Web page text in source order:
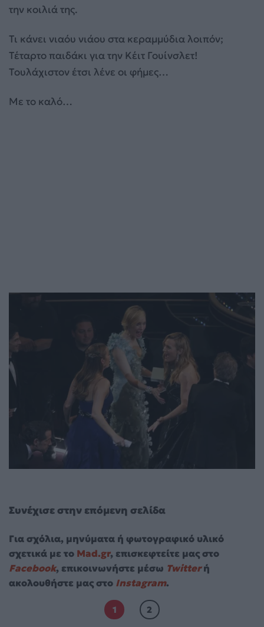
την κοιλιά της.
Τι κάνει νιαόυ νιάου στα κεραμμύδια λοιπόν;
Τέταρτο παιδάκι για την Κέιτ Γουίνσλετ!
Τουλάχιστον έτσι λένε οι φήμες…
Με το καλό…
Συνέχισε στην επόμενη σελίδα
Για σχόλια, μηνύματα ή φωτογραφικό υλικό
σχετικά με το Mad.gr, επισκεφτείτε μας στο
Facebook, επικοινωνήστε μέσω Twitterή
ακολουθήστε μας στο Instagram.
1 2